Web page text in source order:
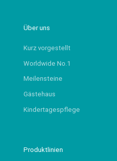
Über uns
Kurz vorgestellt
Worldwide No.1
Meilensteine
Gästehaus
Kindertagespflege
Produktlinien